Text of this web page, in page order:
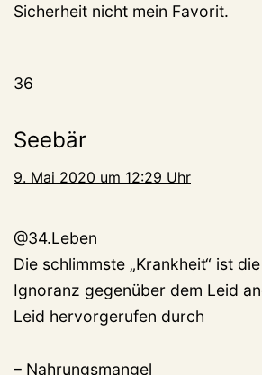
Sicherheit nicht mein Favorit.
36
Seebär
9. Mai 2020 um 12:29 Uhr
@34.Leben
Die schlimmste „Krankheit“ ist
Ignoranz gegenüber dem Leid
Leid hervorgerufen durch
– Nahrungsmangel